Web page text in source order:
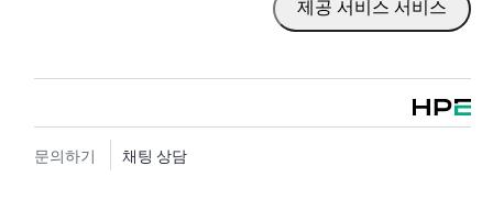
치를 실시간으로 모니터링하고 분석하여 IT 인프라에
문제가 발생하지 않도록 도움을 주는 권장 사항이 포함
전문가의 기술 자문 및 지원을 주선하여 특정 프로젝트,
성능 향상 또는 기타 기술 요구 사항도 지원할 수 있습니
다.
제공 서비스 서비스
문의하기 채팅 상담